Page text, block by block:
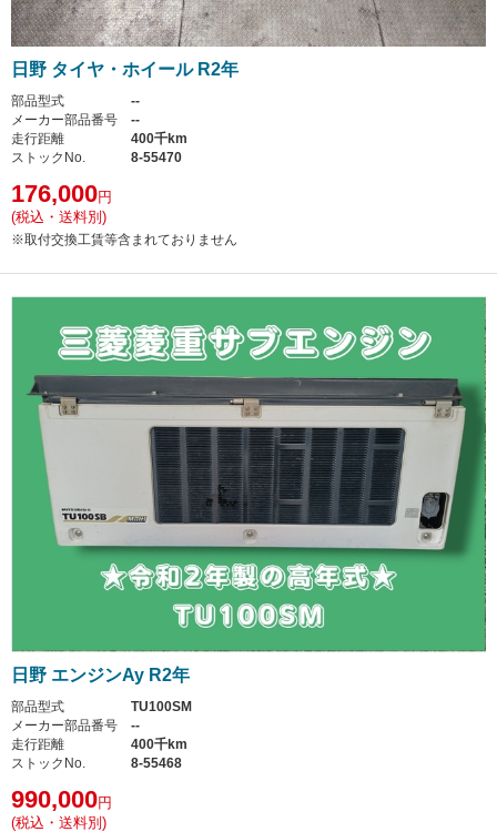
日野 タイヤ・ホイール R2年
部品型式
--
メーカー部品番号
--
走行距離
400千km
ストックNo.
8-55470
176,000円
(税込・送料別)
※取付交換工賃等含まれておりません
日野 エンジンAy R2年
部品型式
TU100SM
メーカー部品番号
--
走行距離
400千km
ストックNo.
8-55468
990,000円
(税込・送料別)